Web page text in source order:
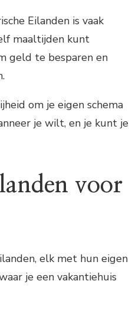
Eilanden is vaak
maaltijden kunt
geld te besparen en
om je eigen schema
je wilt, en je kunt je
voor
elk met hun eigen
je een vakantiehuis